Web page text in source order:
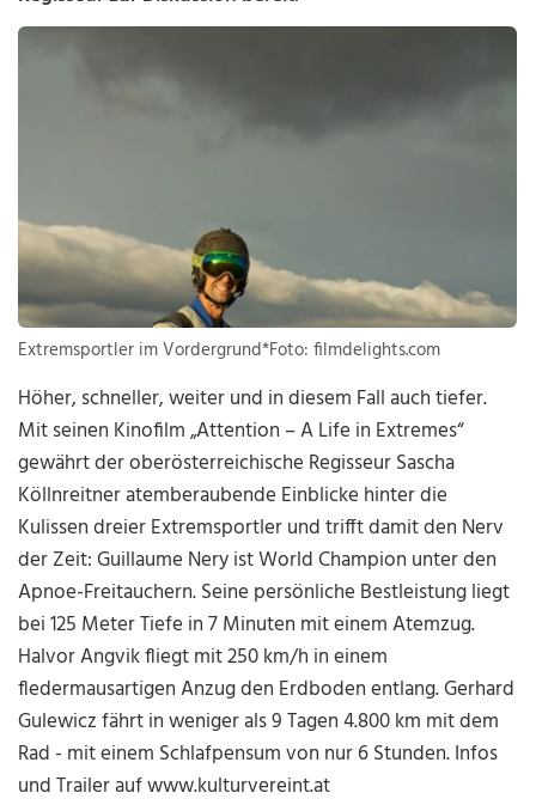
Extremsportler im Vordergrund*Foto: filmdelights.com
Höher, schneller, weiter und in diesem Fall auch tiefer.
Mit seinen Kinofilm „Attention – A Life in Extremes“
gewährt der oberösterreichische Regisseur Sascha
Köllnreitner atemberaubende Einblicke hinter die
Kulissen dreier Extremsportler und trifft damit den Nerv
der Zeit: Guillaume Nery ist World Champion unter den
Apnoe-Freitauchern. Seine persönliche Bestleistung liegt
bei 125 Meter Tiefe in 7 Minuten mit einem Atemzug.
Halvor Angvik fliegt mit 250 km/h in einem
fledermausartigen Anzug den Erdboden entlang. Gerhard
Gulewicz fährt in weniger als 9 Tagen 4.800 km mit dem
Rad - mit einem Schlafpensum von nur 6 Stunden. Infos
und Trailer auf www.kulturvereint.at